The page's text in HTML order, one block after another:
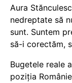
Aura
nedreptate să
sunt. Suntem
să-i corectăm,
Bugetele reale
poziția